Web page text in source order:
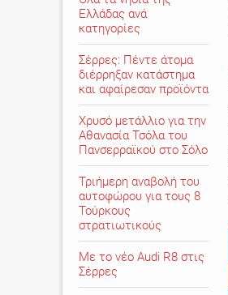
Ελλάδας ανά
κατηγορίες
Σέρρες: Πέντε άτομα
διέρρηξαν κατάστημα
και αφαίρεσαν προϊόντα
Χρυσό μετάλλιο για την
Αθανασία Τσόλα του
Πανσερραϊκού στο Σόλο
Τριήμερη αναβολή του
αυτοφώρου για τους 8
Τούρκους
στρατιωτικούς
Με το νέο Audi R8 στις
Σέρρες